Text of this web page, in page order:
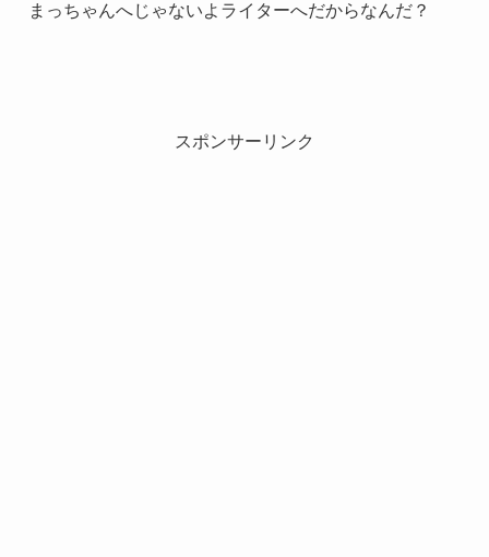
まっちゃんへじゃないよライターへだからなんだ？
スポンサーリンク